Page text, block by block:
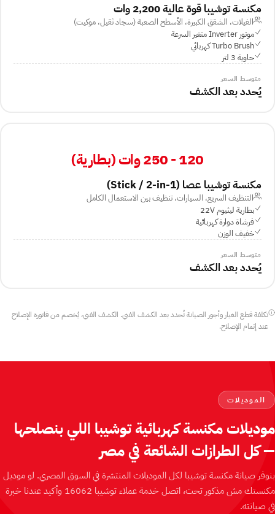
مكنسة توشيبا قوة عالية 2,200 وات
الفيلات، الشقق الكبيرة، الأسطح الصعبة (سجاد ثقيل، موكيت)
موتور Inverter متغير السرعة
Turbo Brush كهربائي
حاوية 3 لتر
متوسط السعر
يُحدد بعد الكشف
120 - 250 وات (بطارية)
مكنسة توشيبا عصا ⁨(Stick / 2-in-1)⁩
التنظيف السريع، السيارات، تنظيف بين الاستعمال الكامل
بطارية ليثيوم 22V
فرشاة دوارة كهربائية
خفيف الوزن
متوسط السعر
يُحدد بعد الكشف
تكلفة قطع الغيار وأجور الصيانة تُحدد بعد الكشف الفني. الكشف الفني، يُخصم من فاتورة الإصلاح
عند إتمام الإصلاح.
الموديلات
موديلات مكنسة كهربائية توشيبا اللي بنصلحها
— كل الطرازات الشائعة في مصر
بنوفر صيانة مكنسة توشيبا لكل الموديلات المنتشرة في السوق المصري. لو موديل
مكنستك مش مذكور تحت، اتصل خدمة عملاء توشيبا 16062 وأكيد عندنا خبرة
في صيانته.